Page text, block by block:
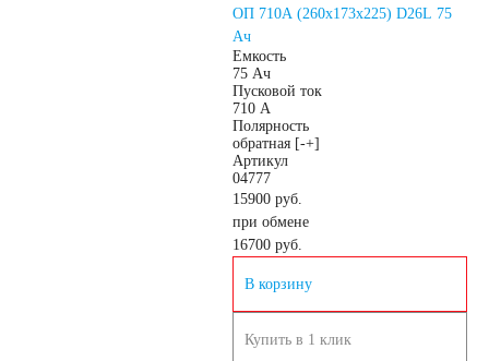
ОП 710A (260х173х225) D26L 75
Ач
Емкость
75 Ач
Пусковой ток
710 А
Полярность
обратная [-+]
Артикул
04777
15900 руб.
при обмене
16700 руб.
В корзину
Купить в 1 клик